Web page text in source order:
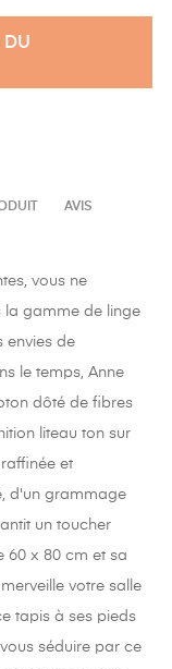
DU
AVIS
vous ne
la gamme de linge
envies de
le temps, Anne
dôté de fibres
liteau ton sur
et
d'un grammage
un toucher
60 x 80 cm et sa
votre salle
tapis à ses pieds
séduire par ce